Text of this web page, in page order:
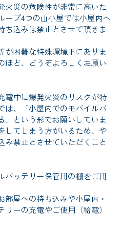
火災の危険性が非常に高いた
ープ4つの山小屋では小屋内へ
ち込みは禁止とさせて頂きま
が困難な特殊環境下にありま
ほど、どうぞよろしくお願い
電中に爆発火災のリスクが特
は、「小屋内でのモバイルバ
」という形でお願いしていま
してしまう方がいるため、や
み禁止とさせていただくこと
バッテリー保管用の棚をご用
屋への持ち込みや小屋内・
ーの充電やご使用（給電）